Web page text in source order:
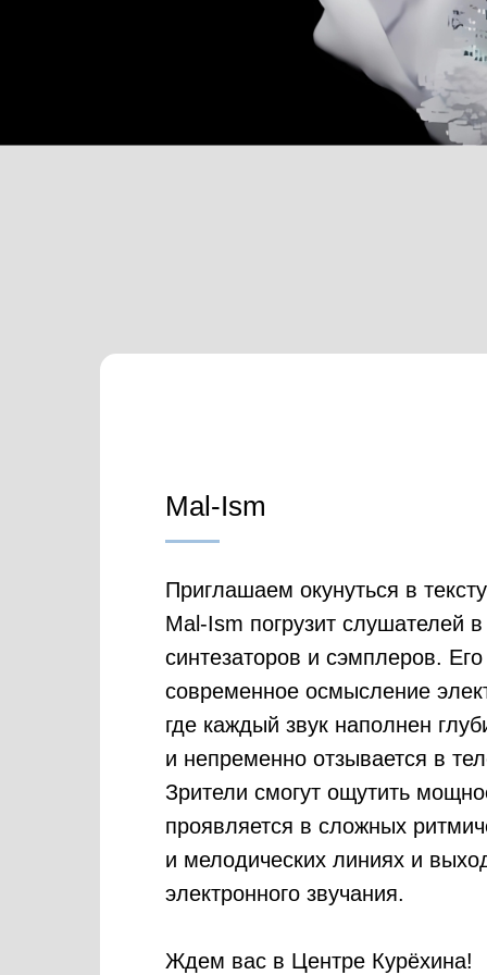
Mal-Ism
Приглашаем окунуться в
Mal-Ism погрузит слушателей
синтезаторов и сэмплеров.
современное осмысление
где каждый звук наполнен
и непременно отзывается в
Зрители смогут ощутить
проявляется в сложных
и мелодических линиях и
электронного звучания.
Ждем вас в Центре Курёхина!